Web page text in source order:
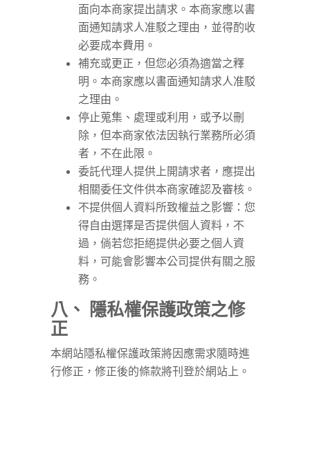
面向本商家提出請求。本商家應以書
面通知請求人准駁之理由，並得酌收
必要成本費用。
補充或更正，但您必須為適當之釋
明。本商家應以書面通知請求人准駁
之理由。
停止蒐集、處理或利用，或予以刪
除，但本商家依法因執行業務所必須
者，不在此限。
委託代理人提供上開請求者，應提出
相關委任文件供本商家確認及審核。
不提供個人資料所致權益之影響：您
得自由選擇是否提供個人資料，不
過，倘若您拒絕提供必要之個人資
料，可能會影響本公司提供有關之服
務。
八、 隱私權保護政策之修
正
本網站隱私權保護政策將因應需求隨時進
行修正，修正後的條款將刊登於網站上。